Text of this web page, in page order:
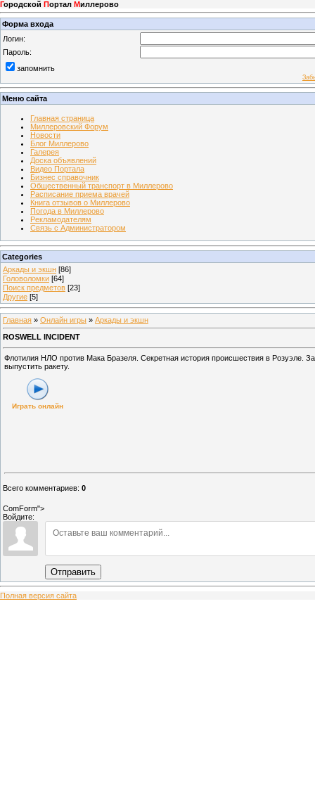
Городской Портал Миллерово
Форма входа
Логин:
Пароль:
запомнить
Меню сайта
Главная страница
Миллеровский Форум
Новости
Блог Миллерово
Галерея
Доска объявлений
Видео Портала
Бизнес справочник
Общественный транспорт в Миллерово
Расписание приема врачей
Книга отзывов о Миллерово
Погода в Миллерово
Рекламодателям
Связь с Администратором
Categories
Аркады и экшн [86]
Головоломки [64]
Поиск предметов [23]
Другие [5]
Главная » Онлайн игры » Аркады и экшн
ROSWELL INCIDENT
Флотилия НЛО против Мака Бразеля. Секретная история происшествия в Розуэле.
выпустить ракету.
Играть онлайн
Всего комментариев: 0
ComForm">
Войдите:
Отправить
Полная версия сайта